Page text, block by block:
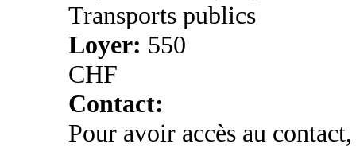
Transports publics
Loyer: 550
CHF
Contact:
Pour avoir accès au